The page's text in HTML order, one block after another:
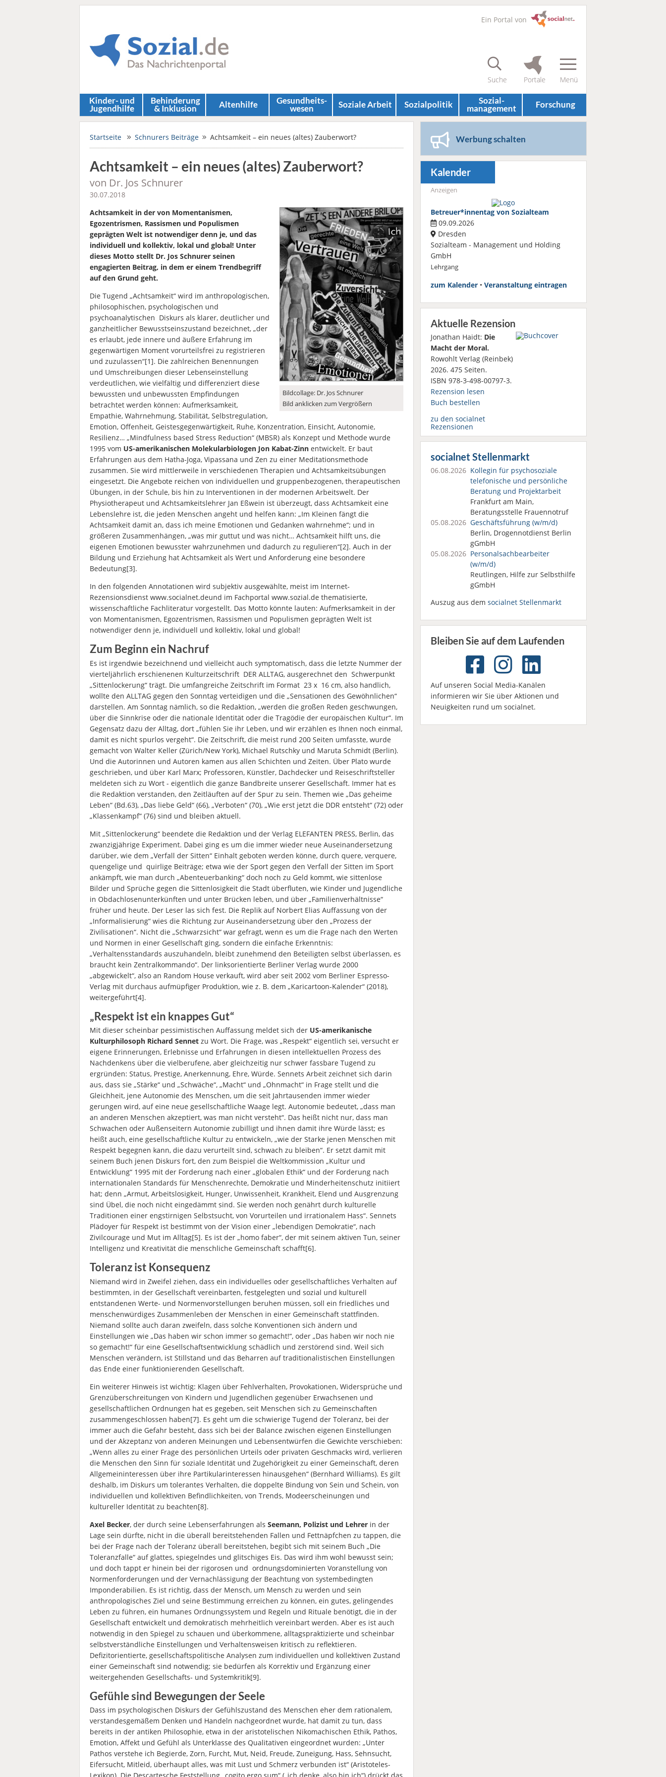
Ein Portal von
Kinder- und
Jugendhilfe
Behinderung
& Inklusion Altenhilfe Gesundheits­
wesen Soziale Arbeit Sozial­politik Sozial­
management Forschung
Startseite Schnurers Beiträge Achtsamkeit – ein neues (altes) Zauberwort?
Achtsamkeit – ein neues (altes) Zauberwort?
von Dr. Jos Schnurer
30.07.2018
Bildcollage: Dr. Jos Schnurer
Bild anklicken zum Vergrößern
Achtsamkeit in der von Momentanismen,
Egozentrismen, Rassismen und Populismen
geprägten Welt ist notwendiger denn je, und das
individuell und kollektiv, lokal und global! Unter
dieses Motto stellt Dr. Jos Schnurer seinen
engagierten Beitrag, in dem er einem Trendbegriff
auf den Grund geht.
Die Tugend „Achtsamkeit“ wird im anthropologischen,
philosophischen, psychologischen und
psychoanalytischen Diskurs als klarer, deutlicher und
ganzheitlicher Bewusstseinszustand bezeichnet, „der
es erlaubt, jede innere und äußere Erfahrung im
gegenwärtigen Moment vorurteilsfrei zu registrieren
und zuzulassen“[1]. Die zahlreichen Benennungen
und Umschreibungen dieser Lebenseinstellung
verdeutlichen, wie vielfältig und differenziert diese
bewussten und unbewussten Empfindungen
betrachtet werden können: Aufmerksamkeit,
Empathie, Wahrnehmung, Stabilität, Selbstregulation,
Emotion, Offenheit, Geistesgegenwärtigkeit, Ruhe, Konzentration, Einsicht, Autonomie,
Resilienz… „Mindfulness based Stress Reduction“ (MBSR) als Konzept und Methode wurde
1995 vom US-amerikanischen Molekularbiologen Jon Kabat-Zinn entwickelt. Er baut
Erfahrungen aus dem Hatha-Joga, Vipassana und Zen zu einer Meditationsmethode
zusammen. Sie wird mittlerweile in verschiedenen Therapien und Achtsamkeitsübungen
eingesetzt. Die Angebote reichen von individuellen und gruppenbezogenen, therapeutischen
Übungen, in der Schule, bis hin zu Interventionen in der modernen Arbeitswelt. Der
Physiotherapeut und Achtsamkeitslehrer Jan Eßwein ist überzeugt, dass Achtsamkeit eine
Lebenslehre ist, die jeden Menschen angeht und helfen kann: „Im Kleinen fängt die
Achtsamkeit damit an, dass ich meine Emotionen und Gedanken wahrnehme“; und in
größeren Zusammenhängen, „was mir guttut und was nicht… Achtsamkeit hilft uns, die
eigenen Emotionen bewusster wahrzunehmen und dadurch zu regulieren“[2]. Auch in der
Bildung und Erziehung hat Achtsamkeit als Wert und Anforderung eine besondere
Bedeutung[3].
In den folgenden Annotationen wird subjektiv ausgewählte, meist im Internet-
Rezensionsdienst www.socialnet.deund im Fachportal www.sozial.de thematisierte,
wissenschaftliche Fachliteratur vorgestellt. Das Motto könnte lauten: Aufmerksamkeit in der
von Momentanismen, Egozentrismen, Rassismen und Populismen geprägten Welt ist
notwendiger denn je, individuell und kollektiv, lokal und global!
Zum Beginn ein Nachruf
Es ist irgendwie bezeichnend und vielleicht auch symptomatisch, dass die letzte Nummer der
vierteljährlich erschienenen Kulturzeitschrift DER ALLTAG, ausgerechnet den Schwerpunkt
„Sittenlockerung“ trägt. Die umfangreiche Zeitschrift im Format 23 x 16 cm, also handlich,
wollte den ALLTAG gegen den Sonntag verteidigen und die „Sensationen des Gewöhnlichen“
darstellen. Am Sonntag nämlich, so die Redaktion, „werden die großen Reden geschwungen,
über die Sinnkrise oder die nationale Identität oder die Tragödie der europäischen Kultur“. Im
Gegensatz dazu der Alltag, dort „fühlen Sie ihr Leben, und wir erzählen es Ihnen noch einmal,
damit es nicht spurlos vergeht“. Die Zeitschrift, die meist rund 200 Seiten umfasste, wurde
gemacht von Walter Keller (Zürich/New York), Michael Rutschky und Maruta Schmidt (Berlin).
Und die Autorinnen und Autoren kamen aus allen Schichten und Zeiten. Über Plato wurde
geschrieben, und über Karl Marx; Professoren, Künstler, Dachdecker und Reiseschriftsteller
meldeten sich zu Wort - eigentlich die ganze Bandbreite unserer Gesellschaft. Immer hat es
die Redaktion verstanden, den Zeitläuften auf der Spur zu sein. Themen wie „Das geheime
Leben“ (Bd.63), „Das liebe Geld“ (66), „Verboten“ (70), „Wie erst jetzt die DDR entsteht“ (72) oder
„Klassenkampf“ (76) sind und bleiben aktuell.
Mit „Sittenlockerung“ beendete die Redaktion und der Verlag ELEFANTEN PRESS, Berlin, das
zwanzigjährige Experiment. Dabei ging es um die immer wieder neue Auseinandersetzung
darüber, wie dem „Verfall der Sitten“ Einhalt geboten werden könne, durch quere, verquere,
quengelige und quirlige Beiträge; etwa wie der Sport gegen den Verfall der Sitten im Sport
ankämpft, wie man durch „Abenteuerbanking“ doch noch zu Geld kommt, wie sittenlose
Bilder und Sprüche gegen die Sittenlosigkeit die Stadt überfluten, wie Kinder und Jugendliche
in Obdachlosenunterkünften und unter Brücken leben, und über „Familienverhältnisse“
früher und heute. Der Leser las sich fest. Die Replik auf Norbert Elias Auffassung von der
„Informalisierung“ wies die Richtung zur Auseinandersetzung über den „Prozess der
Zivilisationen“. Nicht die „Schwarzsicht“ war gefragt, wenn es um die Frage nach den Werten
und Normen in einer Gesellschaft ging, sondern die einfache Erkenntnis:
„Verhaltensstandards auszuhandeln, bleibt zunehmend den Beteiligten selbst überlassen, es
braucht kein Zentralkommando“. Der linksorientierte Berliner Verlag wurde 2000
„abgewickelt“, also an Random House verkauft, wird aber seit 2002 vom Berliner Espresso-
Verlag mit durchaus aufmüpfiger Produktion, wie z. B. dem „Karicartoon-Kalender“ (2018),
weitergeführt[4].
„Respekt ist ein knappes Gut“
Mit dieser scheinbar pessimistischen Auffassung meldet sich der US-amerikanische
Kulturphilosoph Richard Sennet zu Wort. Die Frage, was „Respekt“ eigentlich sei, versucht er
eigene Erinnerungen, Erlebnisse und Erfahrungen in diesen intellektuellen Prozess des
Nachdenkens über die vielberufene, aber gleichzeitig nur schwer fassbare Tugend zu
ergründen: Status, Prestige, Anerkennung, Ehre, Würde. Sennets Arbeit zeichnet sich darin
aus, dass sie „Stärke“ und „Schwäche“, „Macht“ und „Ohnmacht“ in Frage stellt und die
Gleichheit, jene Autonomie des Menschen, um die seit Jahrtausenden immer wieder
gerungen wird, auf eine neue gesellschaftliche Waage legt. Autonomie bedeutet, „dass man
an anderen Menschen akzeptiert, was man nicht versteht“. Das heißt nicht nur, dass man
Schwachen oder Außenseitern Autonomie zubilligt und ihnen damit ihre Würde lässt; es
heißt auch, eine gesellschaftliche Kultur zu entwickeln, „wie der Starke jenen Menschen mit
Respekt begegnen kann, die dazu verurteilt sind, schwach zu bleiben“. Er setzt damit mit
seinem Buch jenen Diskurs fort, den zum Beispiel die Weltkommission „Kultur und
Entwicklung“ 1995 mit der Forderung nach einer „globalen Ethik“ und der Forderung nach
internationalen Standards für Menschenrechte, Demokratie und Minderheitenschutz initiiert
hat; denn „Armut, Arbeitslosigkeit, Hunger, Unwissenheit, Krankheit, Elend und Ausgrenzung
sind Übel, die noch nicht eingedämmt sind. Sie werden noch genährt durch kulturelle
Traditionen einer engstirnigen Selbstsucht, von Vorurteilen und irrationalem Hass“. Sennets
Plädoyer für Respekt ist bestimmt von der Vision einer „lebendigen Demokratie“, nach
Zivilcourage und Mut im Alltag[5]. Es ist der „homo faber“, der mit seinem aktiven Tun, seiner
Intelligenz und Kreativität die menschliche Gemeinschaft schafft[6].
Toleranz ist Konsequenz
Niemand wird in Zweifel ziehen, dass ein individuelles oder gesellschaftliches Verhalten auf
bestimmten, in der Gesellschaft vereinbarten, festgelegten und sozial und kulturell
entstandenen Werte- und Normenvorstellungen beruhen müssen, soll ein friedliches und
menschenwürdiges Zusammenleben der Menschen in einer Gemeinschaft stattfinden.
Niemand sollte auch daran zweifeln, dass solche Konventionen sich ändern und
Einstellungen wie „Das haben wir schon immer so gemacht!“, oder „Das haben wir noch nie
so gemacht!“ für eine Gesellschaftsentwicklung schädlich und zerstörend sind. Weil sich
Menschen verändern, ist Stillstand und das Beharren auf traditionalistischen Einstellungen
das Ende einer funktionierenden Gesellschaft.
Ein weiterer Hinweis ist wichtig: Klagen über Fehlverhalten, Provokationen, Widersprüche und
Grenzüberschreitungen von Kindern und Jugendlichen gegenüber Erwachsenen und
gesellschaftlichen Ordnungen hat es gegeben, seit Menschen sich zu Gemeinschaften
zusammengeschlossen haben[7]. Es geht um die schwierige Tugend der Toleranz, bei der
immer auch die Gefahr besteht, dass sich bei der Balance zwischen eigenen Einstellungen
und der Akzeptanz von anderen Meinungen und Lebensentwürfen die Gewichte verschieben:
„Wenn alles zu einer Frage des persönlichen Urteils oder privaten Geschmacks wird, verlieren
die Menschen den Sinn für soziale Identität und Zugehörigkeit zu einer Gemeinschaft, deren
Allgemeininteressen über ihre Partikularinteressen hinausgehen“ (Bernhard Williams). Es gilt
deshalb, im Diskurs um tolerantes Verhalten, die doppelte Bindung von Sein und Schein, von
individuellen und kollektiven Befindlichkeiten, von Trends, Modeerscheinungen und
kultureller Identität zu beachten[8].
Axel Becker, der durch seine Lebenserfahrungen als Seemann, Polizist und Lehrer in der
Lage sein dürfte, nicht in die überall bereitstehenden Fallen und Fettnäpfchen zu tappen, die
bei der Frage nach der Toleranz überall bereitstehen, begibt sich mit seinem Buch „Die
Toleranzfalle“ auf glattes, spiegelndes und glitschiges Eis. Das wird ihm wohl bewusst sein;
und doch tappt er hinein bei der rigorosen und ordnungsdominierten Voranstellung von
Normenforderungen und der Vernachlässigung der Beachtung von systembedingten
Imponderabilien. Es ist richtig, dass der Mensch, um Mensch zu werden und sein
anthropologisches Ziel und seine Bestimmung erreichen zu können, ein gutes, gelingendes
Leben zu führen, ein humanes Ordnungssystem und Regeln und Rituale benötigt, die in der
Gesellschaft entwickelt und demokratisch mehrheitlich vereinbart werden. Aber es ist auch
notwendig in den Spiegel zu schauen und überkommene, alltagspraktizierte und scheinbar
selbstverständliche Einstellungen und Verhaltensweisen kritisch zu reflektieren.
Defizitorientierte, gesellschaftspolitische Analysen zum individuellen und kollektiven Zustand
einer Gemeinschaft sind notwendig; sie bedürfen als Korrektiv und Ergänzung einer
weitergehenden Gesellschafts- und Systemkritik[9].
Gefühle sind Bewegungen der Seele
Dass im psychologischen Diskurs der Gefühlszustand des Menschen eher dem rationalem,
verstandesgemäßem Denken und Handeln nachgeordnet wurde, hat damit zu tun, dass
bereits in der antiken Philosophie, etwa in der aristotelischen Nikomachischen Ethik, Pathos,
Emotion, Affekt und Gefühl als Unterklasse des Qualitativen eingeordnet wurden: „Unter
Pathos verstehe ich Begierde, Zorn, Furcht, Mut, Neid, Freude, Zuneigung, Hass, Sehnsucht,
Eifersucht, Mitleid, überhaupt alles, was mit Lust und Schmerz verbunden ist“ (Aristoteles-
Werbung schalten
Kalender
Anzeigen
Betreuer*innentag von Sozialteam
09.09.2026
Dresden
Sozialteam - Management und Holding
GmbH
Lehrgang
zum Kalender• Veranstaltung eintragen
Aktuelle Rezension
Jonathan Haidt: Die
Macht der Moral.
Rowohlt Verlag (Reinbek)
2026. 475 Seiten.
ISBN 978-3-498-00797-3.
Rezension lesen
Buch bestellen
zu den socialnet
Rezensionen
socialnet Stellenmarkt
06.08.2026 Kollegin für psychosoziale
telefonische und persönliche
Beratung und Projektarbeit
Frankfurt am Main,
Beratungsstelle Frauennotruf
05.08.2026 Geschäftsführung (w/m/d)
Berlin, Drogennotdienst Berlin
gGmbH
05.08.2026 Personalsach­bearbeiter
(w/m/d)
Reutlingen, Hilfe zur Selbsthilfe
gGmbH
Auszug aus dem socialnet Stellenmarkt
Bleiben Sie auf dem Laufenden
Auf unseren Social Media-Kanälen
informieren wir Sie über Aktionen und
Neuigkeiten rund um socialnet.